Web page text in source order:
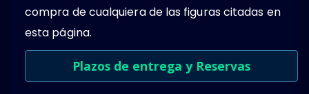
compra de cualquiera de las figuras citadas en
esta página.
Plazos de entrega y Reservas